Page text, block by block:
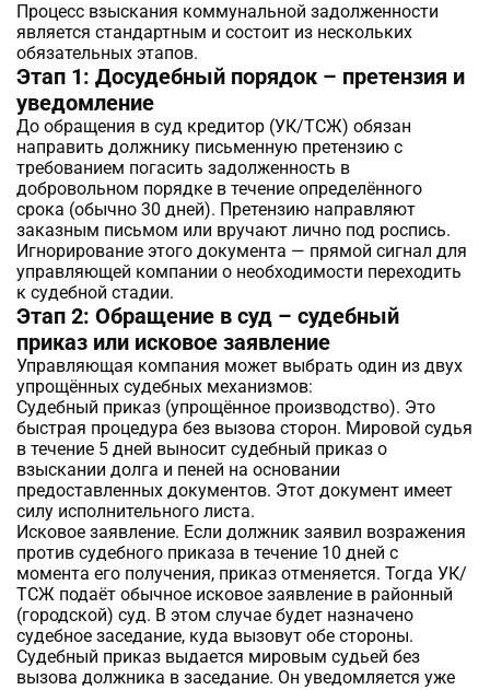
Процесс взыскания коммунальной задолженности
является стандартным и состоит из нескольких
обязательных этапов.
Этап 1: Досудебный порядок – претензия и
уведомление
До обращения в суд кредитор (УК/ТСЖ) обязан
направить должнику письменную претензию с
требованием погасить задолженность в
добровольном порядке в течение определённого
срока (обычно 30 дней). Претензию направляют
заказным письмом или вручают лично под роспись.
Игнорирование этого документа — прямой сигнал для
управляющей компании о необходимости переходить
к судебной стадии.
Этап 2: Обращение в суд – судебный
приказ или исковое заявление
Управляющая компания может выбрать один из двух
упрощённых судебных механизмов:
Судебный приказ (упрощённое производство). Это
быстрая процедура без вызова сторон. Мировой судья
в течение 5 дней выносит судебный приказ о
взыскании долга и пеней на основании
предоставленных документов. Этот документ имеет
силу исполнительного листа.
Исковое заявление. Если должник заявил возражения
против судебного приказа в течение 10 дней с
момента его получения, приказ отменяется. Тогда УК/
ТСЖ подаёт обычное исковое заявление в районный
(городской) суд. В этом случае будет назначено
судебное заседание, куда вызовут обе стороны.
Судебный приказ выдается мировым судьей без
вызова должника в заседание. Он уведомляется уже